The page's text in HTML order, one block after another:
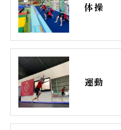
体操
運動